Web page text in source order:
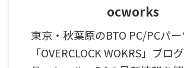
ocworks
東京・秋葉原のBTO PC/PCパ
「OVERCLOCK WOKRS」ブロ